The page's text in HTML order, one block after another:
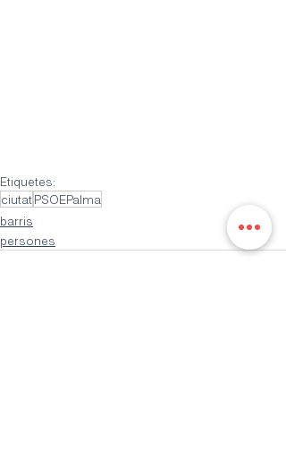
Etiquetes:
ciutatPSOEPalma
barris
persones